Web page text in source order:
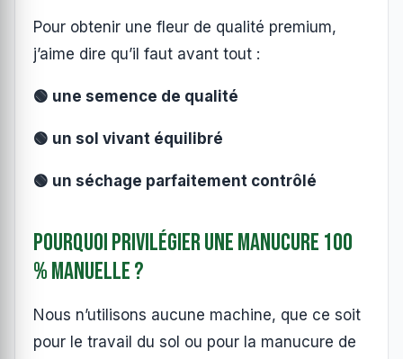
Pour obtenir une fleur de qualité premium,
j’aime dire qu’il faut avant tout :
🟢 une semence de qualité
🟢 un sol vivant équilibré
🟢 un séchage parfaitement contrôlé
Pourquoi privilégier une manucure 100
% manuelle ?
Nous n’utilisons aucune machine, que ce soit
pour le travail du sol ou pour la manucure de